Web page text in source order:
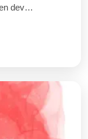
dev